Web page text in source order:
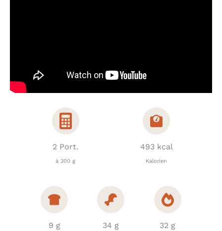
2 Port.
à 300 g
493 kcal
Kalorien
9 g 34 g 32 g